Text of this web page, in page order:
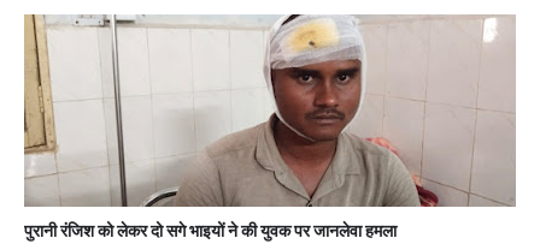
पुरानी रंजिश को लेकर दो सगे भाइयों ने की युवक पर जानलेवा हमला